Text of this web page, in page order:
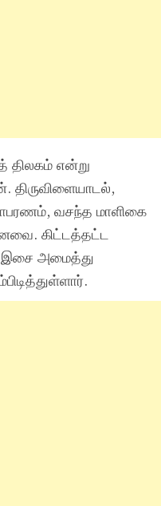
திலகம் என்று
திருவிளையாடல்,
வசந்த மாளிகை
கிட்டத்தட்ட
இசை அமைத்து